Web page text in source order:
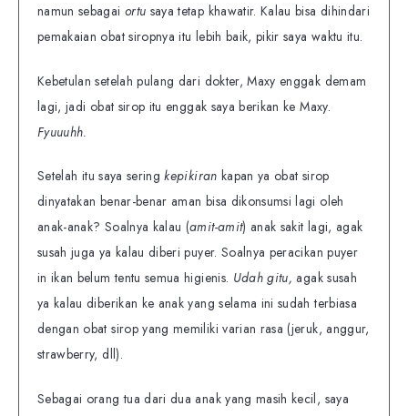
namun sebagai ortu saya tetap khawatir. Kalau bisa dihindari
pemakaian obat siropnya itu lebih baik, pikir saya waktu itu.
Kebetulan setelah pulang dari dokter, Maxy enggak demam
lagi, jadi obat sirop itu enggak saya berikan ke Maxy.
Fyuuuhh.
Setelah itu saya seringkepikiran kapan ya obat sirop
dinyatakan benar-benar aman bisa dikonsumsi lagi oleh
anak-anak? Soalnya kalau (amit-amit) anak sakit lagi, agak
susah juga ya kalau diberi puyer. Soalnya peracikan puyer
in ikan belum tentu semua higienis. Udah gitu,agak susah
ya kalau diberikan ke anak yang selama ini sudah terbiasa
dengan obat sirop yang memiliki varian rasa (jeruk, anggur,
strawberry, dll).
Sebagai orang tua dari dua anak yang masih kecil, saya